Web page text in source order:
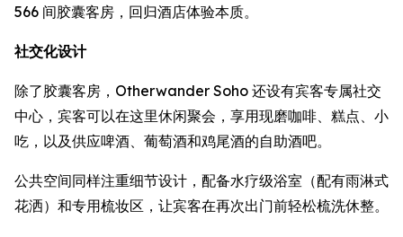
566 间胶囊客房，回归酒店体验本质。
社交化设计
除了胶囊客房，Otherwander Soho 还设有宾客专属社交
中心，宾客可以在这里休闲聚会，享用现磨咖啡、糕点、小
吃，以及供应啤酒、葡萄酒和鸡尾酒的自助酒吧。
公共空间同样注重细节设计，配备水疗级浴室（配有雨淋式
花洒）和专用梳妆区，让宾客在再次出门前轻松梳洗休整。